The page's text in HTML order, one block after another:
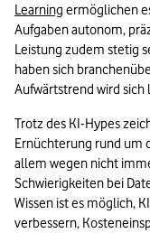
Learning ermöglichen
Aufgaben autonom,
Leistung zudem stetig
haben sich
Aufwärtstrend wird sich
Trotz des KI-Hypes
Ernüchterung rund um
allem wegen nicht
Schwierigkeiten bei
Wissen ist es möglich,
verbessern,